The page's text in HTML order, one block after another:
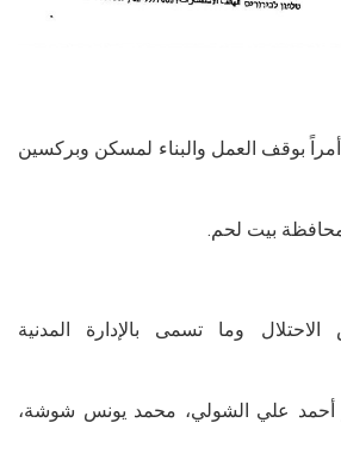
أمراً بوقف العمل والبناء لمسكن وبركسين
بيت لحم.
وما تسمى بالإدارة المدنية
علي الشولي، محمد يونس شوشة،